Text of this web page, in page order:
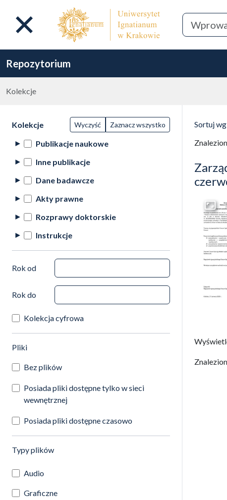
Repozytorium
Kolekcje
Lista wyników wyszukiwania
Filtry wyszukiwania (automatyczne
Akcje na kolekcjach
Kolekcje(automatyczne przeładowanie treści)
Wyczyść Zaznacz wszystko
Publikacje naukowe
Inne publikacje
Dane badawcze
Akty prawne
Rozprawy doktorskie
Instrukcje
Rok od
Rok do
Kolekcja cyfrowa
Pliki(automatyczne przeładowanie treści)
Bez plików
Posiada pliki dostępne tylko w sieci
wewnętrznej
Posiada pliki dostępne czasowo
Typy plików(automatyczne przeładowanie treści)
Audio
Graficzne
Sortuj wg